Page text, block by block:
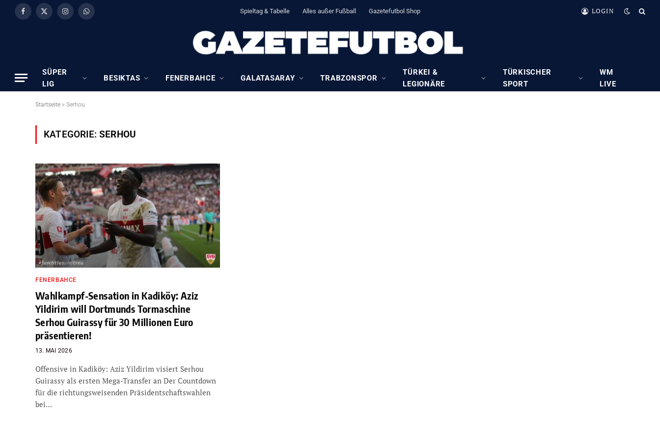
Facebook
X
InstagramWhatsApp Spieltag & Tabelle Alles außer Fußball Gazetefutbol Shop LOGIN
SÜPER
LIG
BESIKTAS FENERBAHCE GALATASARAY TRABZONSPOR
TÜRKEI &
LEGIONÄRE
TÜRKISCHER
SPORT
WM
LIVE
Startseite » Serhou
KATEGORIE:SERHOU
FENERBAHCE
Wahlkampf-Sensation in Kadiköy: Aziz
Yildirim will Dortmunds Tormaschine
Serhou Guirassy für 30 Millionen Euro
präsentieren!
13. MAI 2026
Offensive in Kadiköy: Aziz Yildirim visiert Serhou
Guirassy als ersten Mega-Transfer an Der Countdown
für die richtungsweisenden Präsidentschaftswahlen
bei…